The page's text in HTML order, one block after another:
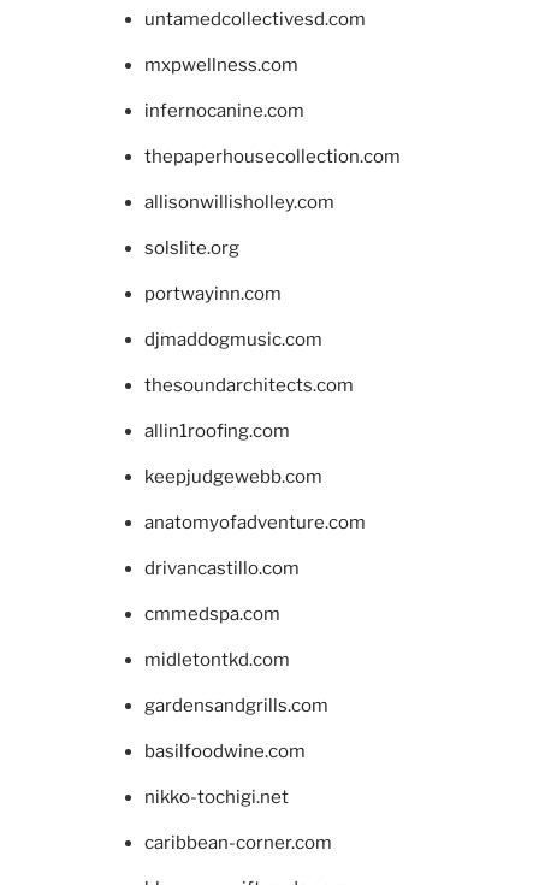
untamedcollectivesd.com
mxpwellness.com
infernocanine.com
thepaperhousecollection.com
allisonwillisholley.com
solslite.org
portwayinn.com
djmaddogmusic.com
thesoundarchitects.com
allin1roofing.com
keepjudgewebb.com
anatomyofadventure.com
drivancastillo.com
cmmedspa.com
midletontkd.com
gardensandgrills.com
basilfoodwine.com
nikko-tochigi.net
caribbean-corner.com